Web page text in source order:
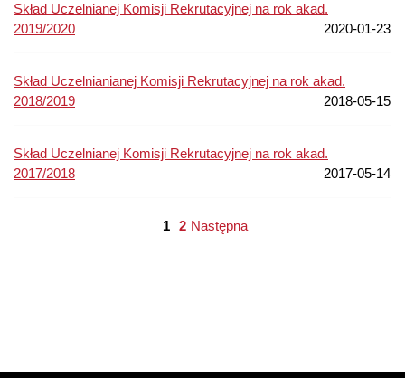
Skład Uczelnianej Komisji Rekrutacyjnej na rok akad.
2019/2020
2020-01-23
Skład Uczelnianianej Komisji Rekrutacyjnej na rok akad.
2018/2019
2018-05-15
Skład Uczelnianej Komisji Rekrutacyjnej na rok akad.
2017/2018
2017-05-14
1 2 Następna